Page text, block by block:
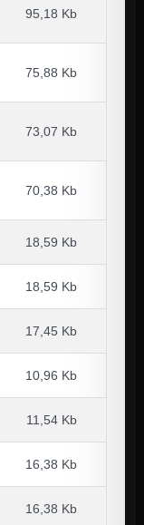
95,18 Kb
75,88 Kb
73,07 Kb
70,38 Kb
18,59 Kb
18,59 Kb
17,45 Kb
10,96 Kb
11,54 Kb
16,38 Kb
16,38 Kb